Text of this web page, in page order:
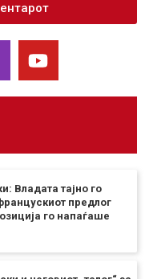
Владата тајно го
предлог
го напаѓаше